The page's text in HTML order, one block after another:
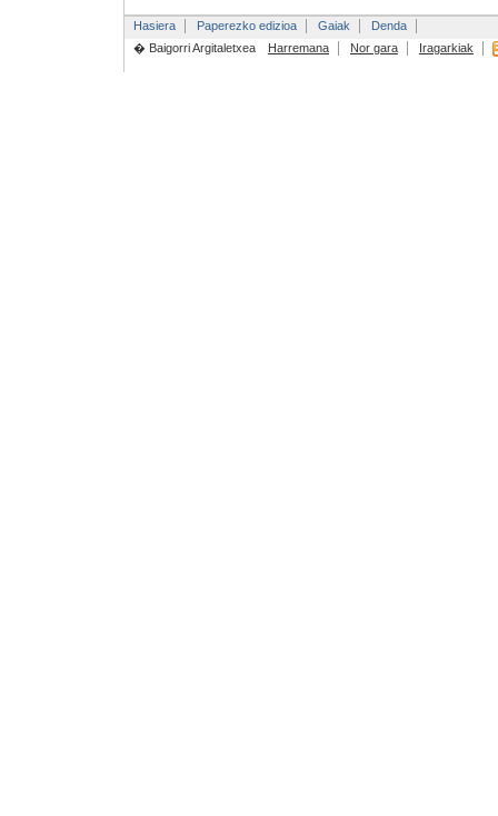
Hasiera Paperezko edizioa Gaiak
Denda
� Baigorri Argitaletxea
Harremana Nor gara Iragarkiak